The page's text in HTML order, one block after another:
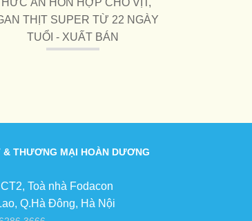
ĂN HỖN HỢP CHO VỊT,
THỊT SUPER TỪ 22 NGÀY
TUỔI - XUẤT BÁN
& THƯƠNG MẠI HOÀN DƯƠNG
Toà nhà Fodacon
Q.Hà Đông, Hà Nội